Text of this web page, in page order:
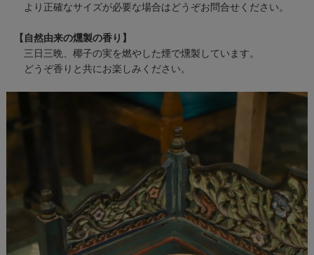
より正確なサイズが必要な場合はどうぞお問合せください。
【自然由来の燻製の香り】
三日三晩、椰子の実を燃やした煙で燻製しています。
どうぞ香りと共にお楽しみください。